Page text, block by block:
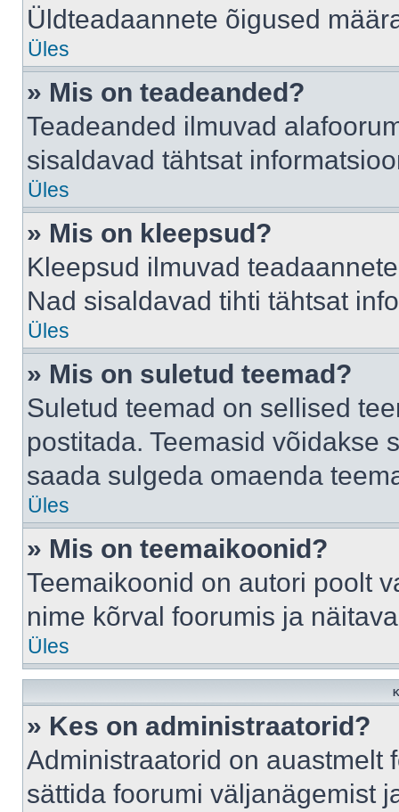
Üldteadaannete õigused
Üles
» Mis on teadeanded?
Teadeanded ilmuvad
sisaldavad tähtsat
Üles
» Mis on kleepsud?
Kleepsud ilmuvad
Nad sisaldavad tihti tähtsat
Üles
» Mis on suletud teemad?
Suletud teemad on sellised
postitada. Teemasid võidakse
saada sulgeda omaenda
Üles
» Mis on teemaikoonid?
Teemaikoonid on autori poolt
nime kõrval foorumis ja
Üles
» Kes on administraatorid?
Administraatorid on auastmelt
sättida foorumi väljanägemist